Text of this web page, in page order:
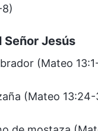
Señor Jesús
(Mateo
(Mateo 13:24-